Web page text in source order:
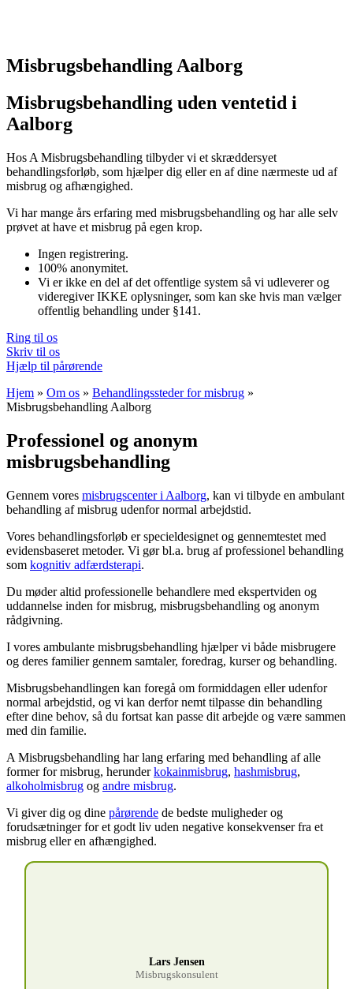
Misbrugsbehandling Aalborg
Misbrugsbehandling uden ventetid i
Aalborg
Hos A Misbrugsbehandling tilbyder vi et skræddersyet
behandlingsforløb, som hjælper dig eller en af dine nærmeste ud af
misbrug og afhængighed.
Vi har mange års erfaring med misbrugsbehandling og har alle selv
prøvet at have et misbrug på egen krop.
Ingen registrering.
100% anonymitet.
Vi er ikke en del af det offentlige system så vi udleverer og
videregiver IKKE oplysninger, som kan ske hvis man vælger
offentlig behandling under §141.
Ring til os
Skriv til os
Hjælp til pårørende
Hjem » Om os » Behandlingssteder for misbrug »
Misbrugsbehandling Aalborg
Professionel og anonym
misbrugsbehandling
Gennem vores misbrugscenter i Aalborg, kan vi tilbyde en ambulant
behandling af misbrug udenfor normal arbejdstid.
Vores behandlingsforløb er specieldesignet og gennemtestet med
evidensbaseret metoder. Vi gør bl.a. brug af professionel behandling
som kognitiv adfærdsterapi.
Du møder altid professionelle behandlere med ekspertviden og
uddannelse inden for misbrug, misbrugsbehandling og anonym
rådgivning.
I vores ambulante misbrugsbehandling hjælper vi både misbrugere
og deres familier gennem samtaler, foredrag, kurser og behandling.
Misbrugsbehandlingen kan foregå om formiddagen eller udenfor
normal arbejdstid, og vi kan derfor nemt tilpasse din behandling
efter dine behov, så du fortsat kan passe dit arbejde og være sammen
med din familie.
A Misbrugsbehandling har lang erfaring med behandling af alle
former for misbrug, herunderkokainmisbrug, hashmisbrug,
alkoholmisbrug og andre misbrug.
Vi giver dig og dine pårørende de bedste muligheder og
forudsætninger for et godt liv uden negative konsekvenser fra et
misbrug eller en afhængighed.
Lars Jensen
Misbrugskonsulent